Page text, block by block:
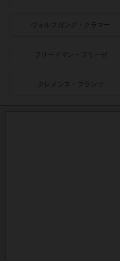
ヴォルフガング・クラマー
フリードマン・フリーゼ
クレメンス・フランツ